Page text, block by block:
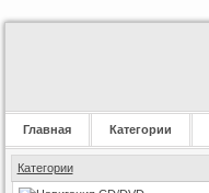
Главная Категории
Категории